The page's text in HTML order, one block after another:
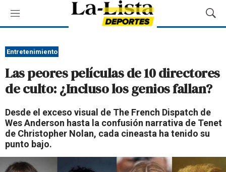
M
e
ú
M
o
a
r
B
s
q
d
a
Entretenimiento
Las peores películas de 10 directores
de culto: ¿Incluso los genios fallan?
Desde el exceso visual de The French Dispatch de
Wes Anderson hasta la confusión narrativa de Tenet
de Christopher Nolan, cada cineasta ha tenido su
punto bajo.